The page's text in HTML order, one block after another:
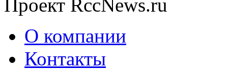
Проект RccNews.ru
О компании
Контакты